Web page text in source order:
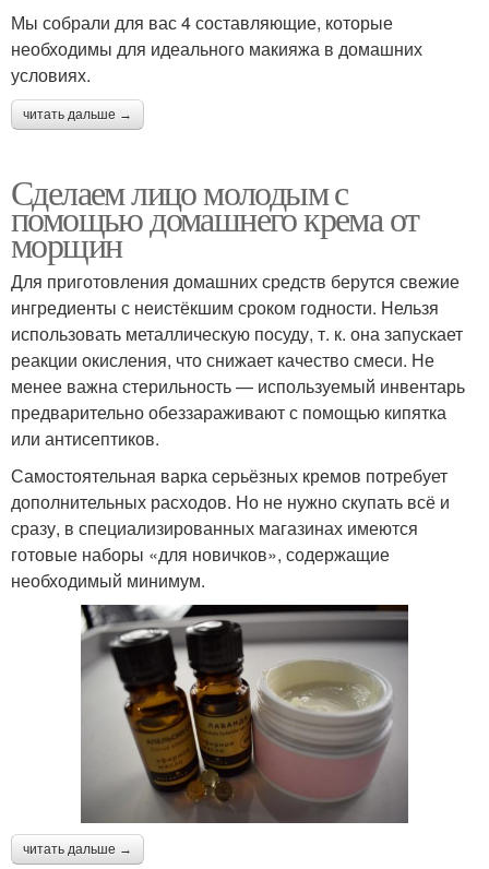
Мы собрали для вас 4 составляющие, которые
необходимы для идеального макияжа в домашних
условиях.
читать дальше →
Сделаем лицо молодым с
помощью домашнего крема от
морщин
Для приготовления домашних средств берутся свежие
ингредиенты с неистёкшим сроком годности. Нельзя
использовать металлическую посуду, т. к. она запускает
реакции окисления, что снижает качество смеси. Не
менее важна стерильность — используемый инвентарь
предварительно обеззараживают с помощью кипятка
или антисептиков.
Самостоятельная варка серьёзных кремов потребует
дополнительных расходов. Но не нужно скупать всё и
сразу, в специализированных магазинах имеются
готовые наборы «для новичков», содержащие
необходимый минимум.
читать дальше →